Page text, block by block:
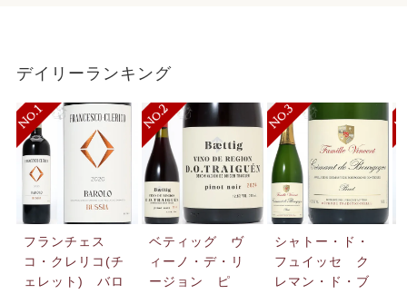
デイリーランキング
フランチェス
コ・クレリコ(チ
ェレット) バロ
ベティッグ ヴ
ィーノ・デ・リ
ージョン ピ
シャトー・ド・
フュイッセ ク
レマン・ド・ブ